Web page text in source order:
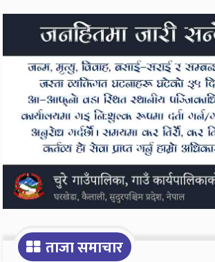
Secondary
Sidebar
ताजा समाचार